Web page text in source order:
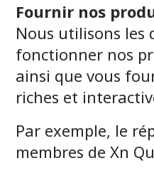
Fournir nos
Nous utilisons les
fonctionner nos
ainsi que vous
riches et
Par exemple, le
membres de Xn